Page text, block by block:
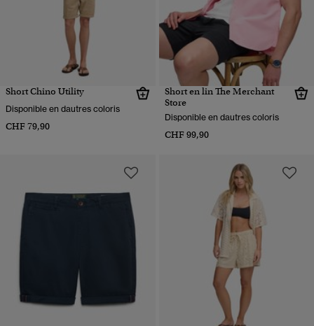
Short Chino Utility
Disponible en dautres coloris
CHF 79,90
Short en lin The Merchant
Store
Disponible en dautres coloris
CHF 99,90